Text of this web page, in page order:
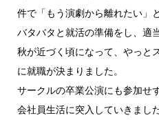
件で「もう演劇から離れたい」
バタバタと就活の準備をし、適
秋が近づく頃になって、やっと
に就職が決まりました。
サークルの卒業公演にも参加せ
会社員生活に突入していきました